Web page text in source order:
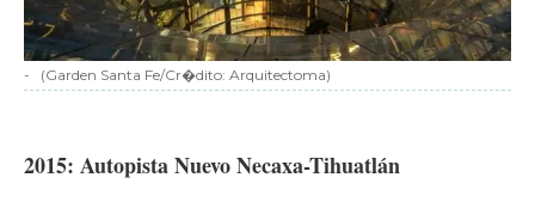
- (Garden Santa Fe/Cr�dito: Arquitectoma)
2015: Autopista Nuevo Necaxa-Tihuatlán